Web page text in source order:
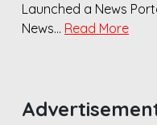
Launched a News
News… Read More